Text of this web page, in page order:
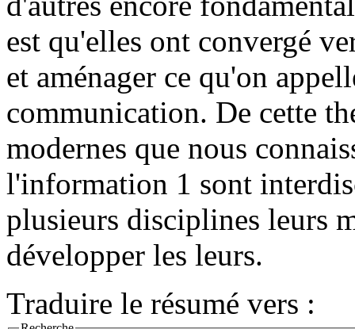
est qu'elles ont convergé
et aménager ce qu'on
communication. De cette
modernes que nous
l'information 1 sont
plusieurs disciplines leurs
développer les leurs.
Traduire le résumé vers :